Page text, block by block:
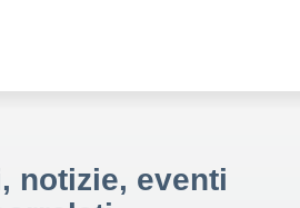
notizie, eventi